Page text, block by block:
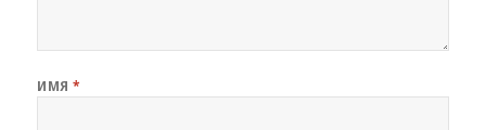
ИМЯ*